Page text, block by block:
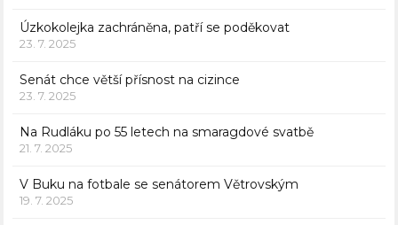
Úzkokolejka zachráněna, patří se poděkovat
23. 7. 2025
Senát chce větší přísnost na cizince
23. 7. 2025
Na Rudláku po 55 letech na smaragdové svatbě
21. 7. 2025
V Buku na fotbale se senátorem Větrovským
19. 7. 2025